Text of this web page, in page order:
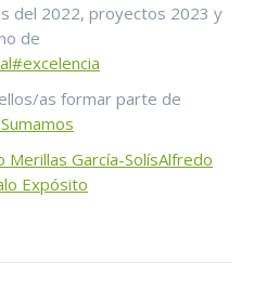
del 2022, proyectos 2023 y
de
#excelencia
as formar parte de
Merillas García-SolísAlfredo
Expósito